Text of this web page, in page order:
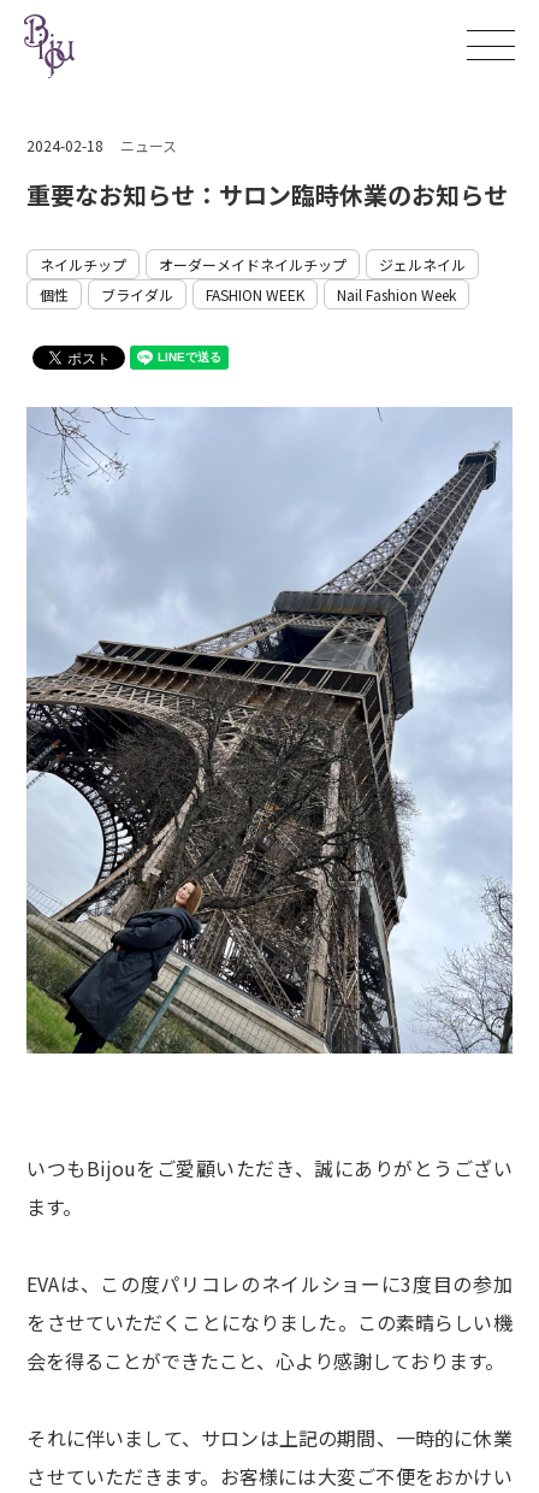
2024-02-18 ニュース
重要なお知らせ：サロン臨時休業のお知らせ
ネイルチップ オーダーメイドネイルチップ
ジェルネイル
個性
ブライダル FASHION WEEK Nail Fashion Week
いつもBijouをご愛顧いただき、誠にありがとうござい
ます。
EVAは、この度パリコレのネイルショーに3度目の参加
をさせていただくことになりました。この素晴らしい機
会を得ることができたこと、心より感謝しております。
それに伴いまして、サロンは上記の期間、一時的に休業
させていただきます。お客様には大変ご不便をおかけい